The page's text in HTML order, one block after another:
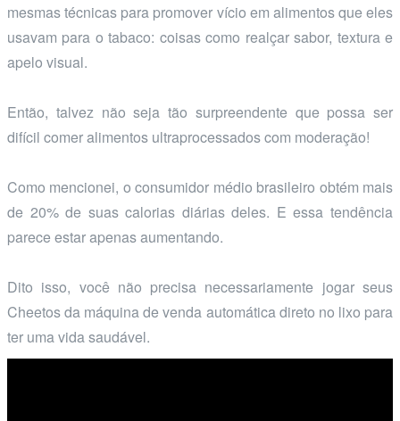
mesmas técnicas para promover vício em alimentos que eles
usavam para o tabaco: coisas como realçar sabor, textura e
apelo visual.
Então, talvez não seja tão surpreendente que possa ser
difícil comer alimentos ultraprocessados com moderação!
Como mencionei, o consumidor médio brasileiro obtém mais
de 20% de suas calorias diárias deles. E essa tendência
parece estar apenas aumentando.
Dito isso, você não precisa necessariamente jogar seus
Cheetos da máquina de venda automática direto no lixo para
ter uma vida saudável.